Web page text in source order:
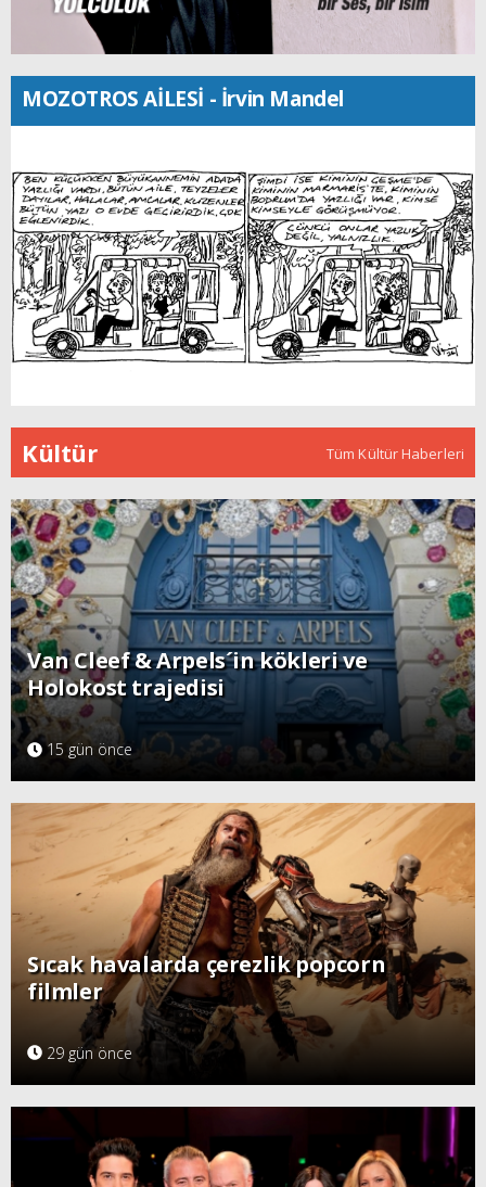
MOZOTROS AİLESİ - İrvin Mandel
Kültür Tüm Kültür Haberleri
Van Cleef & Arpels´in kökleri ve
Holokost trajedisi
15 gün önce
Sıcak havalarda çerezlik popcorn
filmler
29 gün önce